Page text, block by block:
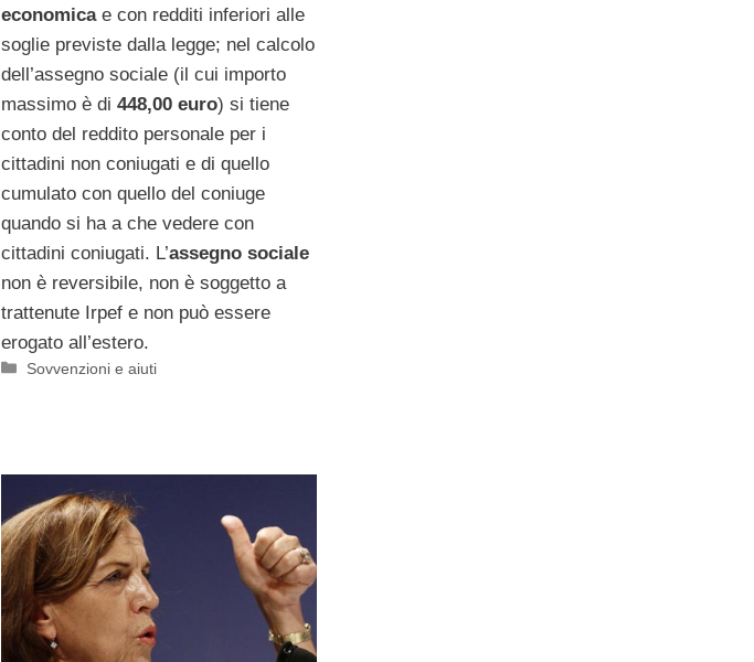
economicae con redditi inferiori alle
soglie previste dalla legge; nel calcolo
dell’assegno sociale (il cui importo
massimo è di 448,00 euro) si tiene
conto del reddito personale per i
cittadini non coniugati e di quello
cumulato con quello del coniuge
quando si ha a che vedere con
cittadini coniugati. L’assegno sociale
non è reversibile, non è soggetto a
trattenute Irpef e non può essere
erogato all’estero.
Categorie
Sovvenzioni e aiuti